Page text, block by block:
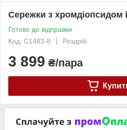
Сережки з хромдіопсидом
Готово до відправки
Код: С1483-8
Роздріб
3 899 ₴/пара